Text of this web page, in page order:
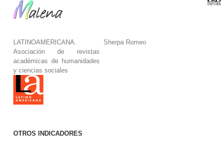
LATINOAMERICANA.
Asociación de revistas
académicas de humanidades
y ciencias sociales
Sherpa Romeo
OTROS INDICADORES